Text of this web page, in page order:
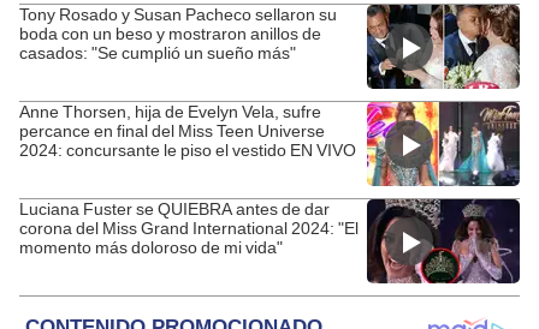
Tony Rosado y Susan Pacheco sellaron su
boda con un beso y mostraron anillos de
casados: "Se cumplió un sueño más"
Anne Thorsen, hija de Evelyn Vela, sufre
percance en final del Miss Teen Universe
2024: concursante le piso el vestido EN VIVO
Luciana Fuster se QUIEBRA antes de dar
corona del Miss Grand International 2024: "El
momento más doloroso de mi vida"